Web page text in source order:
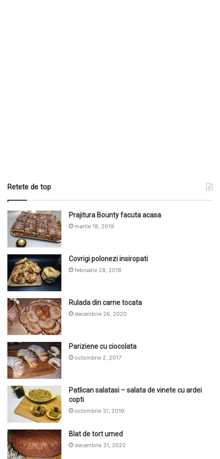
Retete de top
Prajitura Bounty facuta acasa
martie 18, 2019
Covrigi polonezi insiropati
februarie 28, 2018
Rulada din carne tocata
decembrie 26, 2020
Pariziene cu ciocolata
octombrie 2, 2017
Patlican salatasi – salata de vinete cu ardei
copti
octombrie 31, 2019
Blat de tort umed
decembrie 31, 2020